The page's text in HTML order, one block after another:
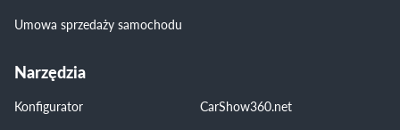
Umowa sprzedaży samochodu
Narzędzia
Konfigurator CarShow360.net